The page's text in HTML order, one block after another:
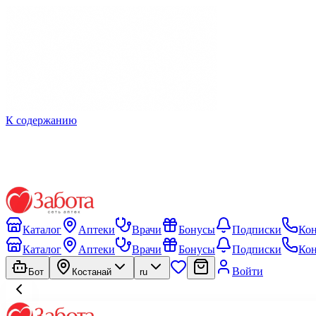
К содержанию
Каталог Аптеки Врачи Бонусы Подписки
Каталог
Аптеки Врачи Бонусы Подписки
Бот Костанай ru Войти